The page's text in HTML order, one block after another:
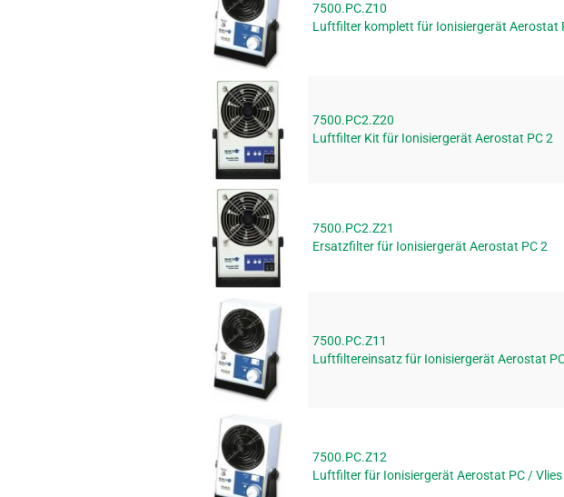
7500.PC.Z10
Luftfilter komplett für Ionisiergerät Aerostat
7500.PC2.Z20
Luftfilter Kit für Ionisiergerät Aerostat PC 2
7500.PC2.Z21
Ersatzfilter für Ionisiergerät Aerostat PC 2
7500.PC.Z11
Luftfiltereinsatz für Ionisiergerät Aerostat
7500.PC.Z12
Luftfilter für Ionisiergerät Aerostat PC / Vlies